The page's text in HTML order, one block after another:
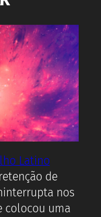
Latino
de
nos
colocou uma